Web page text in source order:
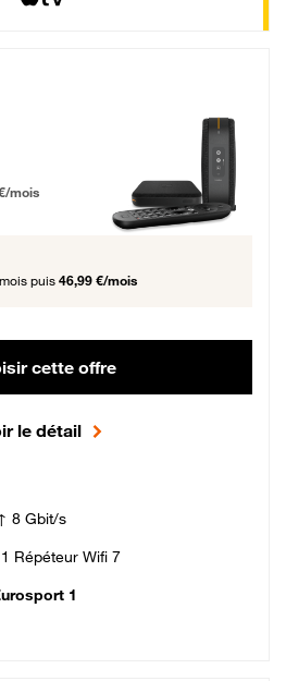
puis 51,99 € par mois, Engagement 12 mois
mois
puis 46,99 €/mois
cette offre
le détail
8 Gbit/s
Répéteur Wifi 7
1